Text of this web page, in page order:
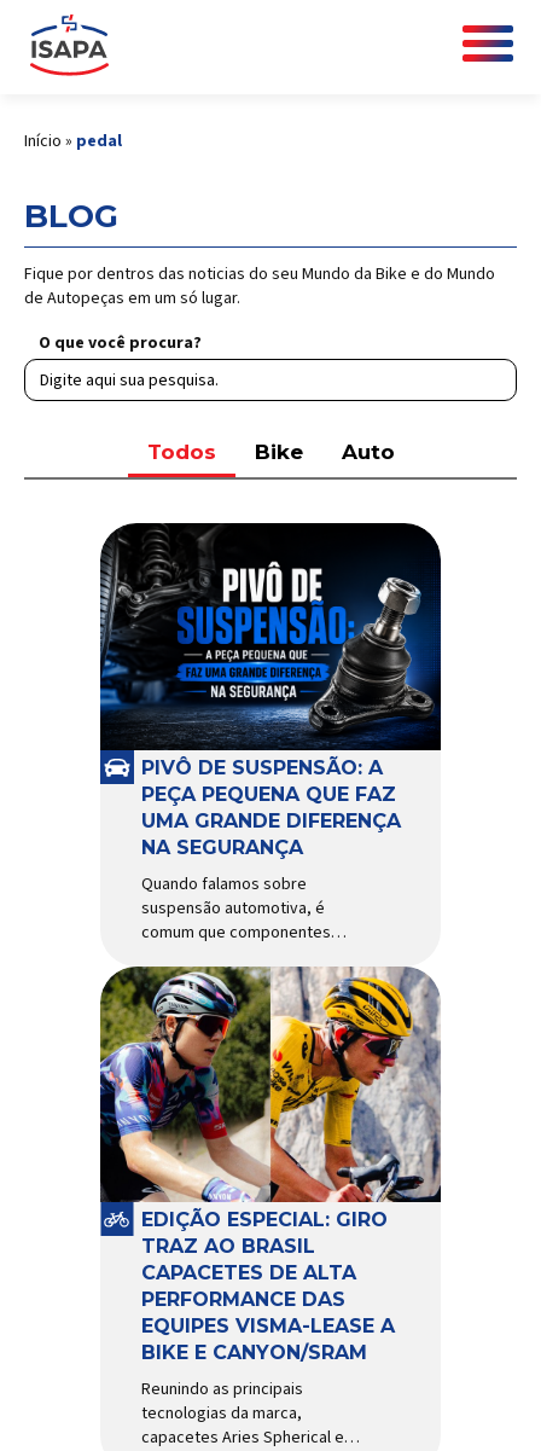
Início » pedal
BLOG
Fique por dentros das noticias do seu Mundo da Bike e do Mundo
de Autopeças em um só lugar.
O que você procura?
Todos Bike Auto
PIVÔ DE SUSPENSÃO: A
PEÇA PEQUENA QUE FAZ
UMA GRANDE DIFERENÇA
NA SEGURANÇA
Quando falamos sobre
suspensão automotiva, é
comum que componentes
recebam mais atenção. Porém,
existe uma peça relativamente
pequena que desempenha um
papel fundamental na
segurança e no
comportamento do veículo: o
pivô de suspensão.
Responsável por conectar
diferentes componentes do
sistema e permitir os
movimentos necessários
durante a condução, o pivô […]
EDIÇÃO ESPECIAL: GIRO
TRAZ AO BRASIL
CAPACETES DE ALTA
PERFORMANCE DAS
EQUIPES VISMA-LEASE A
BIKE E CANYON/SRAM
Reunindo as principais
tecnologias da marca,
capacetes Aries Spherical e